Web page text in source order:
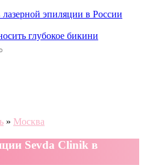
эпиляции в России
глубокое бикини
» Москва
Sevda Clinik в